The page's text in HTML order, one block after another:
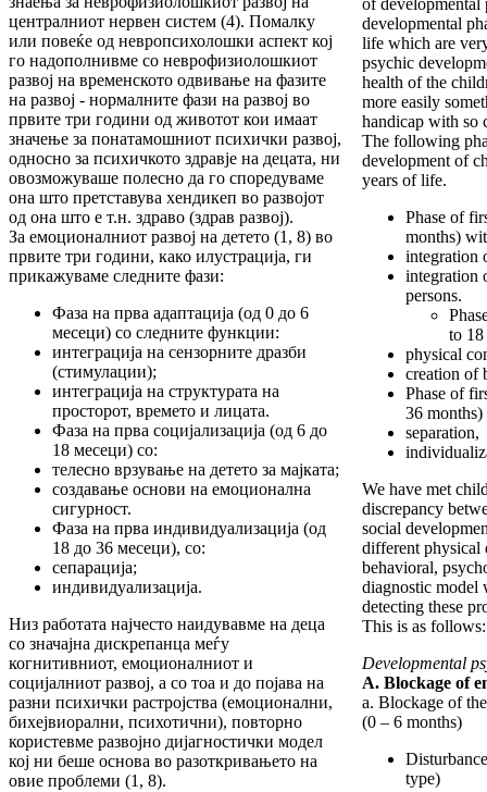
централниот нервен систем (4). Помалку
или повеќе од невропсихолошки аспект кој
го надополнивме со неврофизиолошкиот
развој на временското одвивање на фазите
на развој - нормалните фази на развој во
првите три години од животот кои имаат
значење за понатамошниот психички развој,
односно за психичкото здравје на децата, ни
овозможуваше полесно да го споредуваме
она што претставува хендикеп во развојот
од она што е т.н. здраво (здрав развој).
За емоционалниот развој на детето (1, 8) во
првите три години, како илустрација, ги
прикажуваме следните фази:
Фаза на прва адаптација (од 0 до 6
месеци) со следните функции:
интеграција на сензорните дразби
(стимулации);
интеграција на структурата на
просторот, времето и лицата.
Фаза на прва социјализација (од 6 до
18 месеци) со:
телесно врзување на детето за мајката;
создавање основи на емоционална
сигурност.
Фаза на прва индивидуализација (од
18 до 36 месеци), со:
сепарација;
индивидуализација.
Низ работата најчесто наидувавме на деца
со значајна дискрепанца меѓу
когнитивниот, емоционалниот и
социјалниот развој, а со тоа и до појава на
разни психички растројства (емоционални,
бихејвиорални, психотични), повторно
користевме развојно дијагностички модел
кој ни беше основа во разоткривањето на
овие проблеми (1, 8).
of developmental
developmental
life which are
psychic
health of the
more easily
handicap with so
The following
development of
years of life.
Phase of
months)
integration
integration
persons.
to
physical
creation of
Phase of
36
separation,
We have met
discrepancy
social
different physical
behavioral,
diagnostic model
detecting these
This is as follows:
Developmental
A. Blockage of
a. Blockage of
(0 – 6 months)
type)